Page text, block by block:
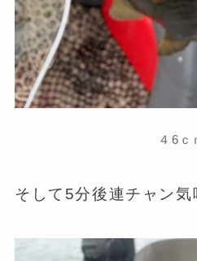
４6ｃ
そして5分後連チャン気